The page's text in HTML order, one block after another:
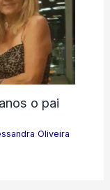
o pai
Oliveira